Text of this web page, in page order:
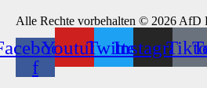
Alle Rechte vorbehalten © 2026 AfD
f
YoutubeTwitterInstagram